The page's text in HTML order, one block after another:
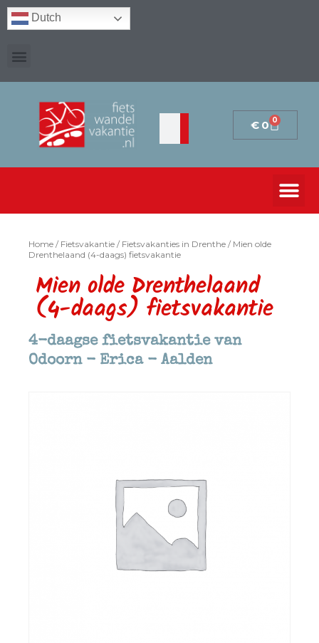
Dutch
€ 0 0
Home / Fietsvakantie / Fietsvakanties in Drenthe / Mien olde
Drenthelaand (4-daags) fietsvakantie
Mien olde Drenthelaand
(4-daags) fietsvakantie
4-daagse fietsvakantie van
Odoorn - Erica - Aalden